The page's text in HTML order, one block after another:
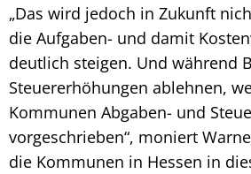
„Das wird jedoch in Zukunft
die Aufgaben- und damit
deutlich steigen. Und während
Steuererhöhungen ablehnen,
Kommunen Abgaben- und
vorgeschrieben“, moniert
die Kommunen in Hessen in